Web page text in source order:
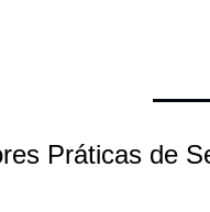
Práticas de